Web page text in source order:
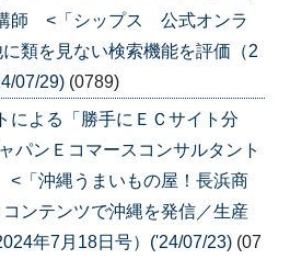
師 <「シップス 公式オンラ
類を見ない検索機能を評価（2
07/29) (0789)
による「勝手にＥＣサイト分
ンＥコマースコンサルタント
沖縄うまいもの屋！長浜商
ンテンツで沖縄を発信／生産
年7月18日号）('24/07/23) (07